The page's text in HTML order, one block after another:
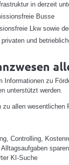
in derzeit
Busse
Lkw sowie
und
Informationen zu
unterstützt werden.
allen
Controlling,
sparen
KI-Suche